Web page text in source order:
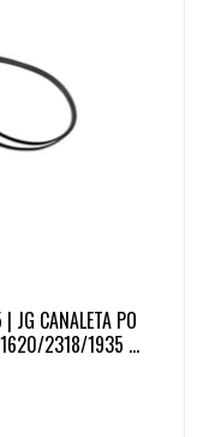
JG CANALETA PO
2318/1935 M